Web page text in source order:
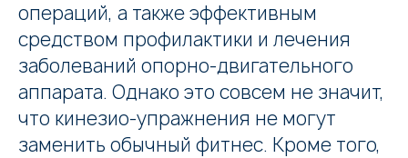
операций, а также эффективным
средством профилактики и лечения
заболеваний опорно-двигательного
аппарата. Однако это совсем не значит,
что кинезио-упражнения не могут
заменить обычный фитнес. Кроме того,